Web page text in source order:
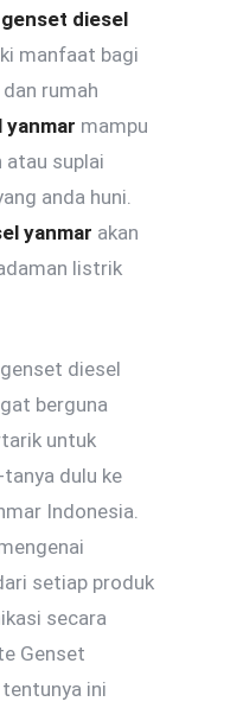
genset diesel
manfaat bagi
rumah
yanmar mampu
atau suplai
anda huni.
yanmar akan
listrik
diesel
berguna
untuk
dulu ke
Indonesia.
setiap produk
secara
Genset
ini